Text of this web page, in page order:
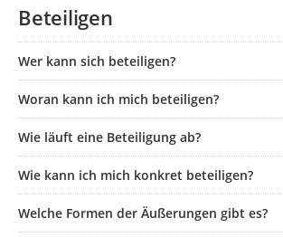
Beteiligen
Wer kann sich beteiligen?
Woran kann ich mich beteiligen?
Wie läuft eine Beteiligung ab?
Wie kann ich mich konkret beteiligen?
Welche Formen der Äußerungen gibt es?